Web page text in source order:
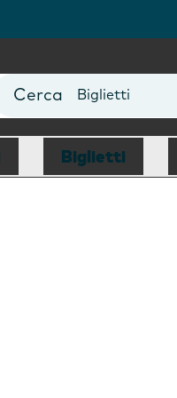
Fotolibri
Biglietti
Tazze
Fotocalendari
Biglietti